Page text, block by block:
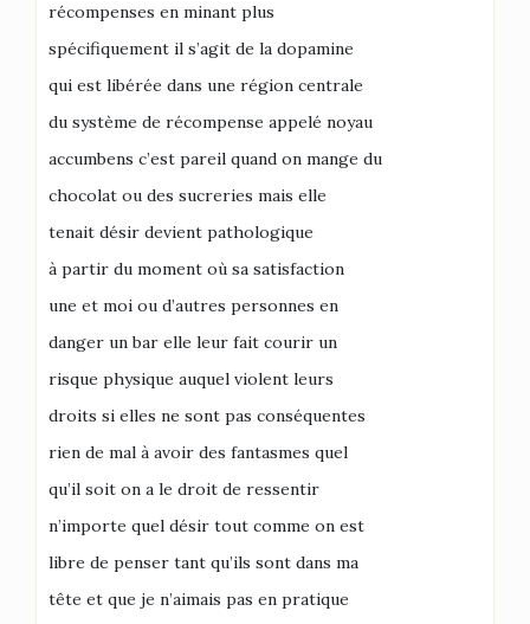
récompenses en minant plus
spécifiquement il s’agit de la dopamine
qui est libérée dans une région centrale
du système de récompense appelé noyau
accumbens c’est pareil quand on mange du
chocolat ou des sucreries mais elle
tenait désir devient pathologique
à partir du moment où sa satisfaction
une et moi ou d’autres personnes en
danger un bar elle leur fait courir un
risque physique auquel violent leurs
droits si elles ne sont pas conséquentes
rien de mal à avoir des fantasmes quel
qu’il soit on a le droit de ressentir
n’importe quel désir tout comme on est
libre de penser tant qu’ils sont dans ma
tête et que je n’aimais pas en pratique